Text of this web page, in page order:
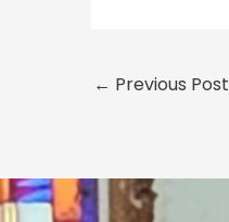
← Previous Post